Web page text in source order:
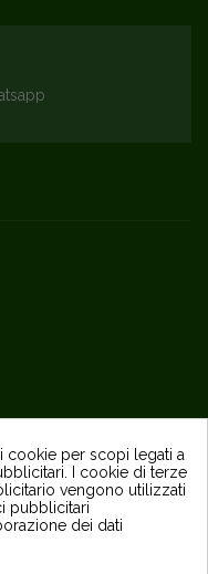
18
cookie per scopi legati a
I cookie di terze
vengono utilizzati
pubblicitari
dei dati